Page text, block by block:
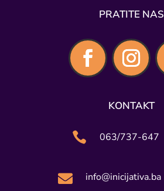
PRATITE NAS
KONTAKT
 063/737-647
 info@inicijativa.ba